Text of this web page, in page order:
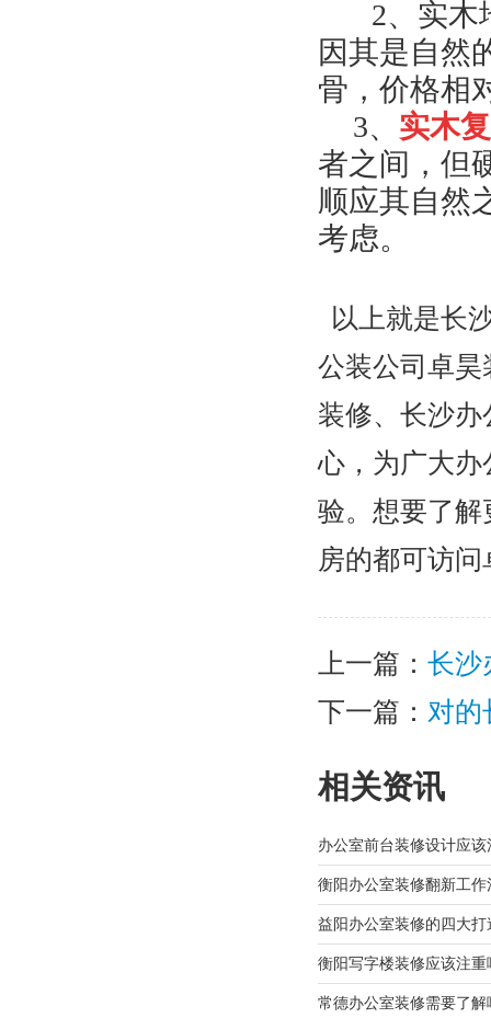
2、实木
因其是自然
骨，价格相
3、 实木
者之间，但
顺应其自然
考虑。
以上就是长
公装公司卓
装修、长沙
心，为广大
验。想要了
房的都可访
上一篇： 长沙
下一篇： 对的
相关资讯
办公室前台装修设计应该
衡阳办公室装修翻新工作
益阳办公室装修的四大打
衡阳写字楼装修应该注重
常德办公室装修需要了解